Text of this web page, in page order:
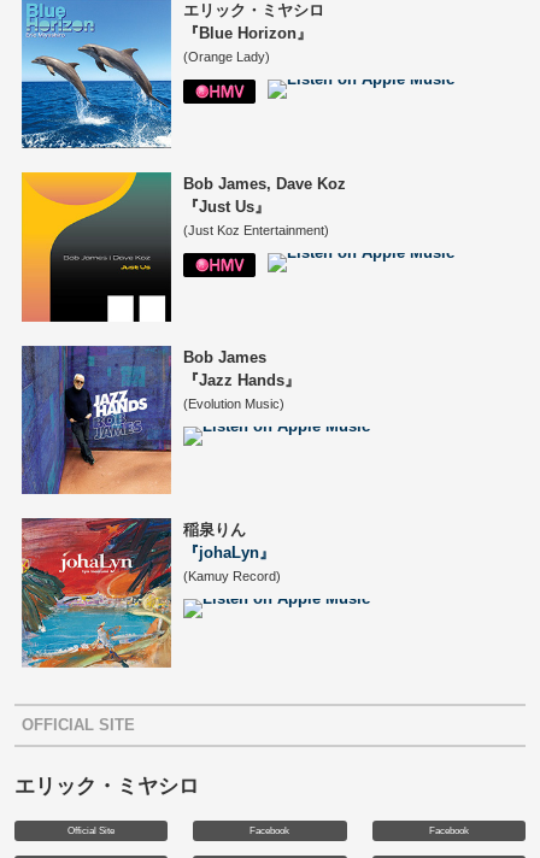
エリック・ミヤシロ
『Blue Horizon』
(Orange Lady)
Bob James, Dave Koz
『Just Us』
(Just Koz Entertainment)
Bob James
『Jazz Hands』
(Evolution Music)
稲泉りん
『johaLyn』
(Kamuy Record)
OFFICIAL SITE
エリック・ミヤシロ
Official Site Facebook Facebook